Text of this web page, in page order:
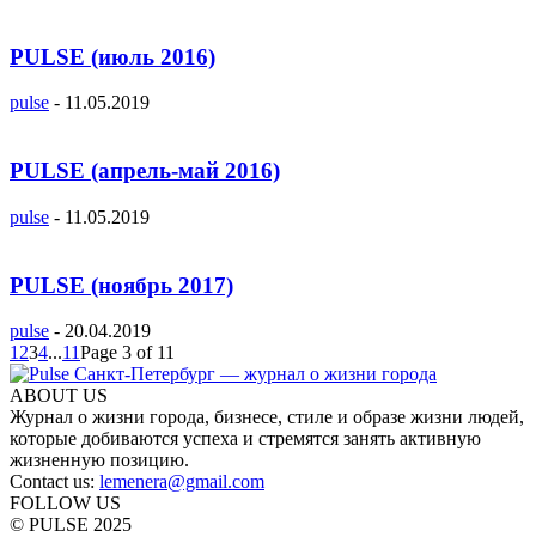
PULSE (июль 2016)
pulse - 11.05.2019
PULSE (апрель-май 2016)
pulse - 11.05.2019
PULSE (ноябрь 2017)
pulse - 20.04.2019
1 234...11Page 3 of 11
ABOUT US
Журнал о жизни города, бизнесе, стиле и образе жизни людей,
которые добиваются успеха и стремятся занять активную
жизненную позицию.
Contact us: lemenera@gmail.com
FOLLOW US
© PULSE 2025